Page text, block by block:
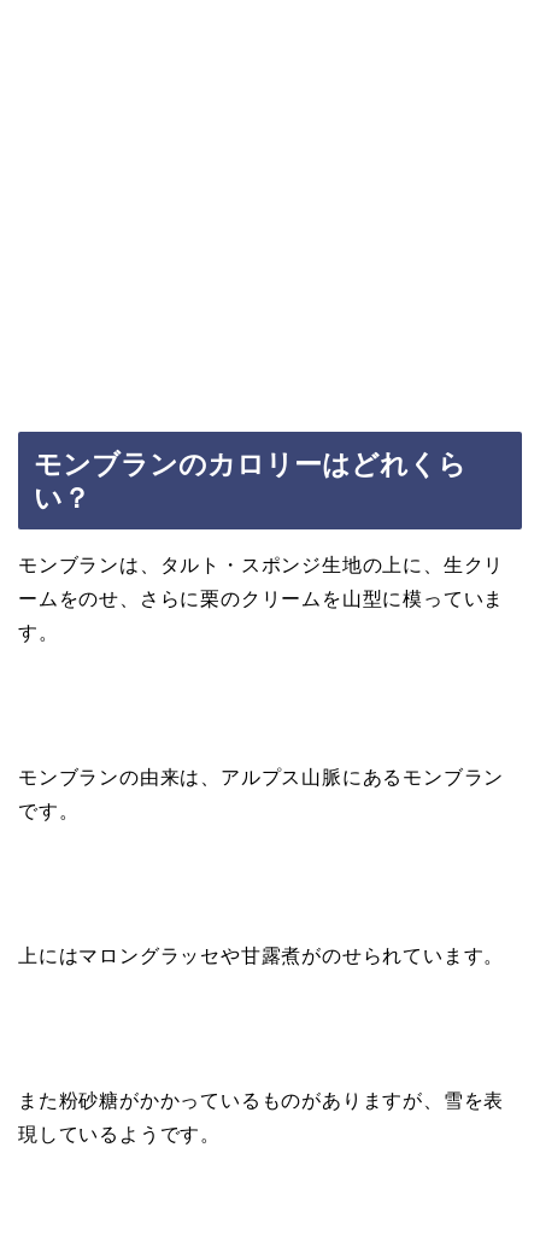
モンブランのカロリーはどれくら
い？
モンブランは、タルト・スポンジ生地の上に、生クリ
ームをのせ、さらに栗のクリームを山型に模っていま
す。
モンブランの由来は、アルプス山脈にあるモンブラン
です。
上にはマロングラッセや甘露煮がのせられています。
また粉砂糖がかかっているものがありますが、雪を表
現しているようです。